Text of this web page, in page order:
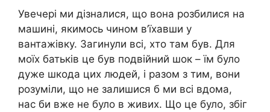
Увечері ми дізналися, що вона розбилися на
машині, якимось чином в’їхавши у
вантажівку. Загинули всі, хто там був. Для
моїх батьків це був подвійний шок – їм було
дуже шкода цих людей, і разом з тим, вони
розуміли, що не залишися б ми всі вдома,
нас би вже не було в живих. Що це було, збіг